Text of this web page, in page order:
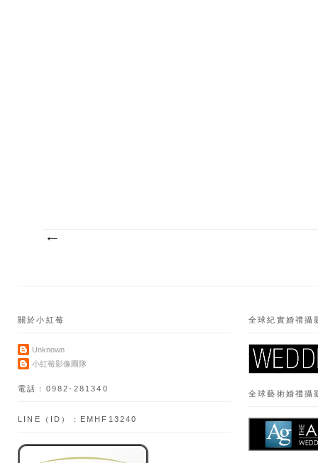
關於小紅莓
Unknown
小紅莓影像團隊
電話：0982-281340
LINE（ID）：EMHF13240
全球紀實婚禮攝
全球藝術婚禮攝